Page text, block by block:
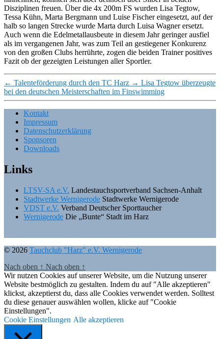
Disziplinen freuen. Über die 4x 200m FS wurden Lisa Tegtow,
Tessa Kühn, Marta Bergmann und Luise Fischer eingesetzt, auf der
halb so langen Strecke wurde Marta durch Luisa Wagner ersetzt.
Auch wenn die Edelmetallausbeute in diesem Jahr geringer ausfiel
als im vergangenen Jahr, was zum Teil an gestiegener Konkurenz
von den großen Clubs herrührte, zogen die beiden Trainer positives
Fazit ob der gezeigten Leistungen aller Sportler.
← Talenteförderung durch den TC Harz → Lisa Tegtow überzeugte
bei den deutschen Meisterschaften im Finswimming
Kontakt
Impressum
Datenschutzerklärung
Sponsoren
Downloads
Links
LTSV-SA e.V. Landestauchsportverband Sachsen-Anhalt
Stadtwerke Wernigerode Stadtwerke Wernigerode
VDST e.V. Verband Deutscher Sporttaucher
Wernigerode Die „Bunte“ Stadt im Harz
© 2026 Tauchclub "Harz" e.V. Wernigerode
Nach oben ↑ Nach oben ↑
Wir nutzen Cookies auf unserer Website, um die Nutzung unserer
Website bestmöglich zu gestalten. Indem du auf "Alle akzeptieren"
klickst, akzeptierst du, dass alle Cookies verwendet werden. Solltest
du diese genauer auswählen wollen, klicke auf "Cookie
Einstellungen".
Cookie Einstellungen Alle akzeptieren